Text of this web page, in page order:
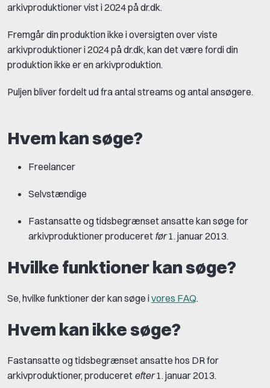
arkivproduktioner vist i 2024 på dr.dk.
Fremgår din produktion ikke i oversigten over viste
arkivproduktioner i 2024 på dr.dk, kan det være fordi din
produktion ikke er en arkivproduktion.
Puljen bliver fordelt ud fra antal streams og antal ansøgere.
Hvem kan søge?
Freelancer
Selvstændige
Fastansatte og tidsbegrænset ansatte kan søge for
arkivproduktioner produceret før 1. januar 2013.
Hvilke funktioner kan søge?
Se, hvilke funktioner der kan søge ivores FAQ.
Hvem kan ikke søge?
Fastansatte og tidsbegrænset ansatte hos DR for
arkivproduktioner, produceret efter 1. januar 2013.